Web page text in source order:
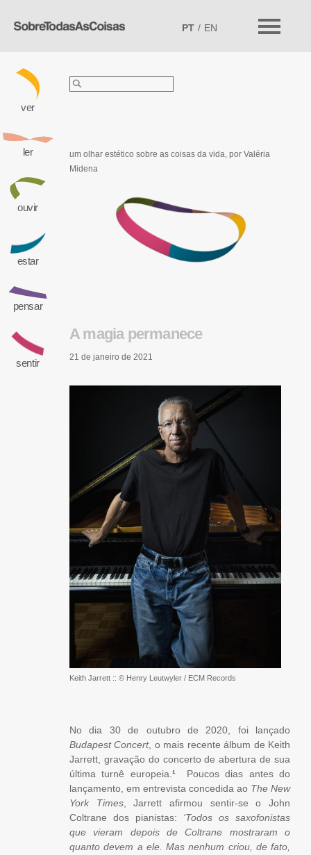
PT EN
ver
ler
ouvir
estar
pensar
sentir
A magia permanece
21 de janeiro de 2021
Keith Jarrett :: © Henry Leutwyler / ECM Records
No dia 30 de outubro de 2020, foi lançado
Budapest Concert, o mais recente álbum de Keith
Jarrett, gravação do concerto de abertura de sua
última turnê europeia.¹
Poucos dias antes do
lançamento, em entrevista concedida ao The New
York Times, Jarrett afirmou sentir-se o John
Coltrane dos pianistas: ‘Todos os saxofonistas
que vieram depois de Coltrane mostraram o
quanto devem a ele. Mas nenhum criou, de fato,
Pesquisar
por:
um olhar estético sobre as coisas da vida, por Valéria
Midena